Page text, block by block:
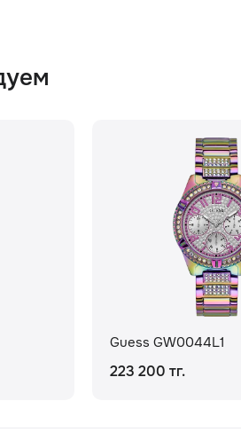
Guess GW0044L1
223 200 тг.